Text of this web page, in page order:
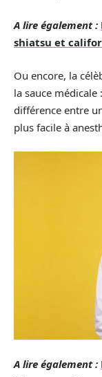
A lire également :
shiatsu et
Ou encore, la
la sauce
différence entre
plus facile à
A lire également :